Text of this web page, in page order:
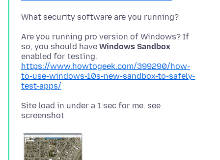
Are you running pro version of Windows? If
so, you should have Windows Sandbox
https://www.howtogeek.com/399290/how-
to-use-windows-10s-new-sandbox-to-safely-
test-apps/
Site load in under a 1 sec for me. see